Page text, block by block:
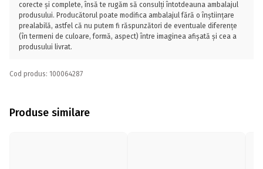
corecte și complete, însă te rugăm să consulți întotdeauna ambalajul
produsului. Producătorul poate modifica ambalajul fără o înștiințare
prealabilă, astfel că nu putem fi răspunzători de eventuale diferențe
(în termeni de culoare, formă, aspect) între imaginea afișată și cea a
produsului livrat.
Cod produs: 100064287
Produse similare